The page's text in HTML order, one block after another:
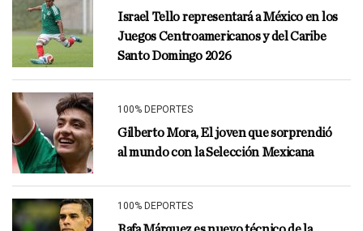
Israel Tello representará a México en los
Juegos Centroamericanos y del Caribe
Santo Domingo 2026
100% DEPORTES
Gilberto Mora, El joven que sorprendió
al mundo con la Selección Mexicana
100% DEPORTES